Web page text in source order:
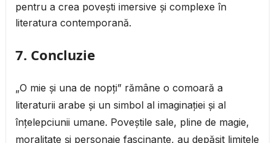
pentru a crea povești imersive și complexe în
literatura contemporană.
7. Concluzie
„O mie și una de nopți” rămâne o comoară a
literaturii arabe și un simbol al imaginației și al
înțelepciunii umane. Poveștile sale, pline de magie,
moralitate și personaje fascinante, au depășit limitele